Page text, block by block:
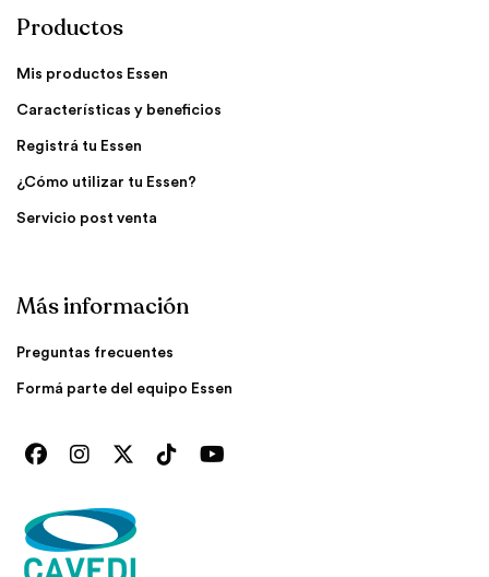
Productos
Mis productos Essen
Características y beneficios
Registrá tu Essen
¿Cómo utilizar tu Essen?
Servicio post venta
Más información
Preguntas frecuentes
Formá parte del equipo Essen